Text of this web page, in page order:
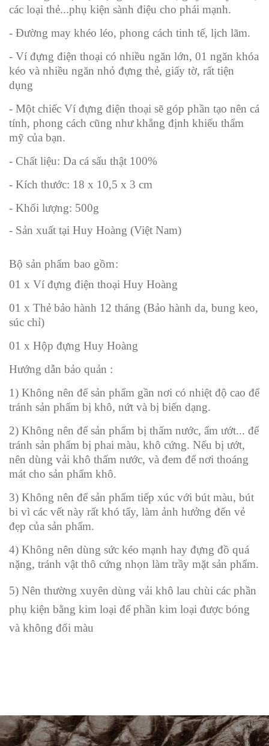
các loại thẻ...phụ kiện sành điệu cho phái mạnh.
- Đường may khéo léo, phong cách tinh tế, lịch lãm.
- Ví đựng điện thoại có nhiều ngăn lớn, 01 ngăn khóa
kéo và nhiều ngăn nhỏ đựng thẻ, giấy tờ, rất tiện
dụng
- Một chiếc Ví đựng điện thoại sẽ góp phần tạo nên cá
tính, phong cách cũng như khẳng định khiếu thẩm
mỹ của bạn.
- Chất liệu: Da cá sấu thật 100%
- Kích thước: 18 x 10,5 x 3 cm
- Khối lượng: 500g
- Sản xuất tại Huy Hoàng (Việt Nam)
Bộ sản phẩm bao gồm:
01 x Ví đựng điện thoại Huy Hoàng
01 x Thẻ bảo hành 12 tháng (Bảo hành da, bung keo,
súc chỉ)
01 x Hộp đựng Huy Hoàng
Hướng dẫn bảo quản :
1) Không nên để sản phẩm gần nơi có nhiệt độ cao để
tránh sản phẩm bị khô, nứt và bị biến dạng.
2) Không nên để sản phẩm bị thấm nước, ẩm ướt... để
tránh sản phẩm bị phai màu, khô cứng. Nếu bị ướt,
nên dùng vải khô thấm nước, và đem để nơi thoáng
mát cho sản phẩm khô.
3) Không nên để sản phẩm tiếp xúc với bút màu, bút
bi vì các vết này rất khó tẩy, làm ảnh hưởng đến vẻ
đẹp của sản phẩm.
4) Không nên dùng sức kéo mạnh hay đựng đồ quá
nặng, tránh vật thô cứng nhọn làm trầy mặt sản phẩm.
5) Nên thường xuyên dùng vải khô lau chùi các phần
phụ kiện bằng kim loại để phần kim loại được bóng
và không đổi màu